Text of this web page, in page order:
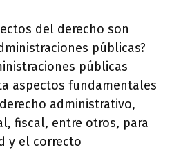
del derecho son
públicas?
públicas
aspectos fundamentales
administrativo,
fiscal, entre otros, para
y el correcto